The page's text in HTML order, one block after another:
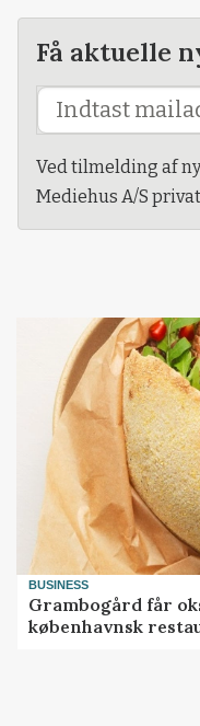
Få aktuelle
Ved tilmelding af
Mediehus A/S
BUSINESS
Grambogård får
københavnsk